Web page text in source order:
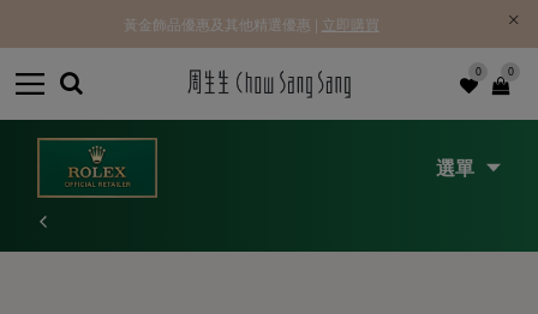
0 0
黃金飾品優惠及其他精選優惠 | 立即購買
選單